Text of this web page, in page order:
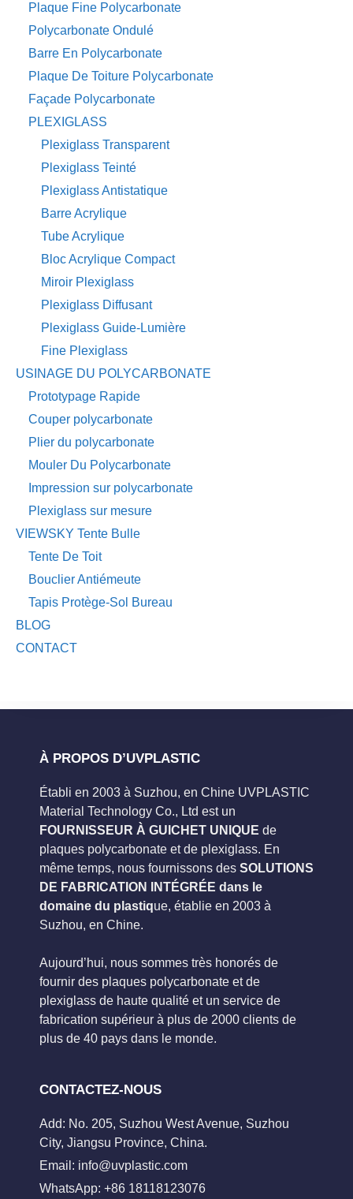
Plaque Fine Polycarbonate
Polycarbonate Ondulé
Barre En Polycarbonate
Plaque De Toiture Polycarbonate
Façade Polycarbonate
PLEXIGLASS
Plexiglass Transparent
Plexiglass Teinté
Plexiglass Antistatique
Barre Acrylique
Tube Acrylique
Bloc Acrylique Compact
Miroir Plexiglass
Plexiglass Diffusant
Plexiglass Guide-Lumière
Fine Plexiglass
USINAGE DU POLYCARBONATE
Prototypage Rapide
Couper polycarbonate
Plier du polycarbonate
Mouler Du Polycarbonate
Impression sur polycarbonate
Plexiglass sur mesure
VIEWSKY Tente Bulle
Tente De Toit
Bouclier Antiémeute
Tapis Protège-Sol Bureau
BLOG
CONTACT
À PROPOS D’UVPLASTIC
Établi en 2003 à Suzhou, en Chine UVPLASTIC
Material Technology Co., Ltd est un
FOURNISSEUR À GUICHET UNIQUE de
plaques polycarbonate et de plexiglass. En
même temps, nous fournissons des SOLUTIONS
DE FABRICATION INTÉGRÉE dans le
domaine du plastique, établie en 2003 à
Suzhou, en Chine.
Aujourd’hui, nous sommes très honorés de
fournir des plaques polycarbonate et de
plexiglass de haute qualité et un service de
fabrication supérieur à plus de 2000 clients de
plus de 40 pays dans le monde.
CONTACTEZ-NOUS
Add: No. 205, Suzhou West Avenue, Suzhou
City, Jiangsu Province, China.
Email: info@uvplastic.com
WhatsApp: +86 18118123076